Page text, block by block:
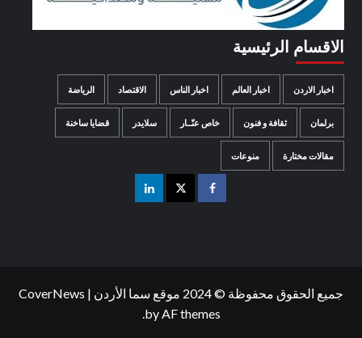
الاقسام الرئيسية
اخبار الاردن اخبار العالم اخبار الناس الاقتصاد الرياضة
برلمان ثقافة و فنون خاص عنّــار سلايدر قضايا ساخنة
مقالات مختارة منوعات
جميع الحقوق محفوظة © 2024 موقع سما الأردن |
CoverNews
by AF themes.